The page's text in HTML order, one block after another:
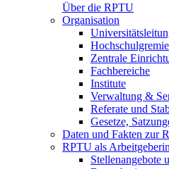
Über die RPTU
Organisation
Zentrale
Fachbereiche
Institute
Verwaltung &
Referate und
Gesetze,
Daten und Fakten zur
RPTU als Arbeitgeberin
Stellenangebote